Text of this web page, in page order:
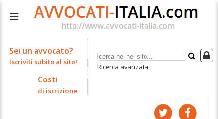
Ricerca avanzata
Sei un avvocato?
Iscriviti subito al sito!
Costi
di iscrizione